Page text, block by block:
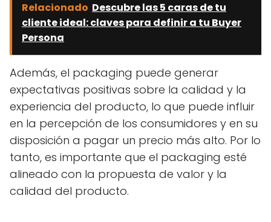
Relacionado Descubre las 5 caras de tu
cliente ideal: claves para definir a tu Buyer
Persona
Además, el packaging puede generar
expectativas positivas sobre la calidad y la
experiencia del producto, lo que puede influir
en la percepción de los consumidores y en su
disposición a pagar un precio más alto. Por lo
tanto, es importante que el packaging esté
alineado con la propuesta de valor y la
calidad del producto.